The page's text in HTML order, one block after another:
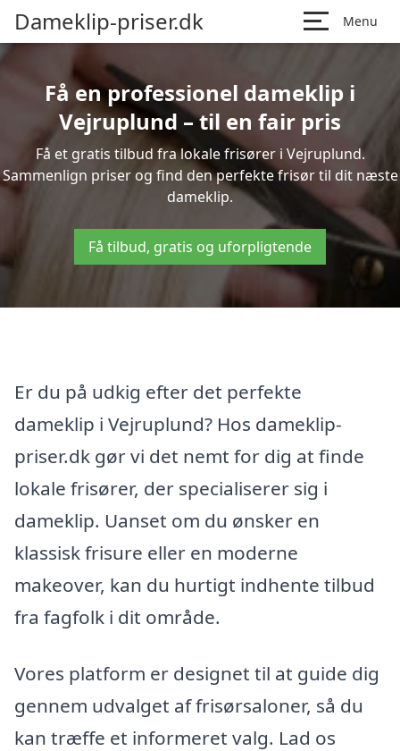
Dameklip-priser.dk Menu
Få en professionel dameklip i
Vejruplund – til en fair pris
Få et gratis tilbud fra lokale frisører i Vejruplund.
Sammenlign priser og find den perfekte frisør til dit næste
dameklip.
Få tilbud, gratis og uforpligtende
Er du på udkig efter det perfekte
dameklip i Vejruplund? Hos dameklip-
priser.dk gør vi det nemt for dig at finde
lokale frisører, der specialiserer sig i
dameklip. Uanset om du ønsker en
klassisk frisure eller en moderne
makeover, kan du hurtigt indhente tilbud
fra fagfolk i dit område.
Vores platform er designet til at guide dig
gennem udvalget af frisørsaloner, så du
kan træffe et informeret valg. Lad os